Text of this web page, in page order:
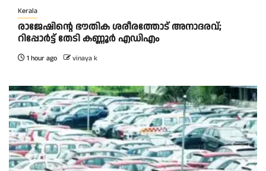
Kerala
രാജേഷിന്റെ ഭൗതിക ശരീരത്തോട് അനാദരവ്;
റിപ്പോർട്ട് തേടി കണ്ണൂർ എഡിഎം
1 hour ago vinaya k